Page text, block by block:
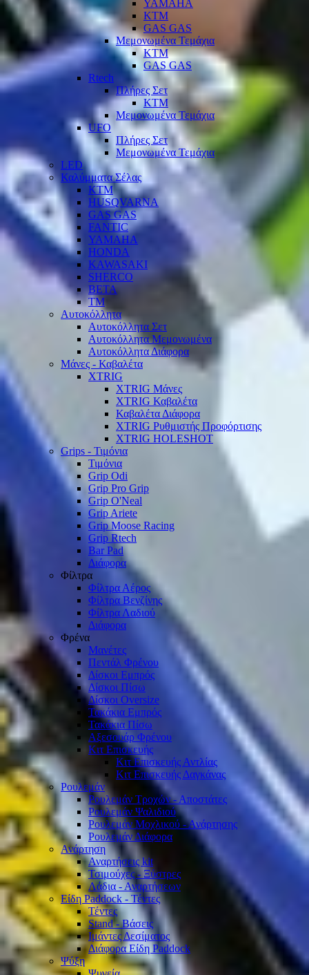
YAMAHA
KTM
GAS GAS
Μεμονωμένα Τεμάχια
KTM
GAS GAS
Rtech
Πλήρες Σετ
KTM
Μεμονωμένα Τεμάχια
UFO
Πλήρες Σετ
Μεμονωμένα Τεμάχια
LED
Καλύμματα Σέλας
KTM
HUSQVARNA
GAS GAS
FANTIC
YAMAHA
HONDA
KAWASAKI
SHERCO
BETA
TM
Αυτοκόλλητα
Αυτοκόλλητα Σετ
Αυτοκόλλητα Μεμονωμένα
Αυτοκόλλητα Διάφορα
Μάνες - Καβαλέτα
XTRIG
XTRIG Μάνες
XTRIG Καβαλέτα
Καβαλέτα Διάφορα
XTRIG Ρυθμιστής Προφόρτισης
XTRIG HOLESHOT
Grips - Τιμόνια
Τιμόνια
Grip Odi
Grip Pro Grip
Grip O'Neal
Grip Ariete
Grip Moose Racing
Grip Rtech
Bar Pad
Διάφορα
Φίλτρα
Φίλτρα Αέρος
Φίλτρα Βενζίνης
Φίλτρα Λαδιού
Διάφορα
Φρένα
Μανέτες
Πεντάλ Φρένου
Δίσκοι Εμπρός
Δίσκοι Πίσω
Δίσκοι Oversize
Τακάκια Εμπρός
Τακάκια Πίσω
Αξεσουάρ Φρένου
Κιτ Επισκευής
Κιτ Επισκευής Αντλίας
Κιτ Επισκευής Δαγκάνας
Ρουλεμάν
Ρουλεμάν Τροχών - Αποστάτες
Ρουλεμάν Ψαλιδιού
Ρουλεμάν Μοχλικού - Ανάρτησης
Ρουλεμάν Διάφορα
Ανάρτηση
Αναρτήσεις kit
Τσιμούχες - Ξύστρες
Λάδια - Αναρτήσεων
Είδη Paddock - Τέντες
Τέντες
Stand - Βάσεις
Ιμάντες Δεσίματος
Διάφορα Είδη Paddock
Ψύξη